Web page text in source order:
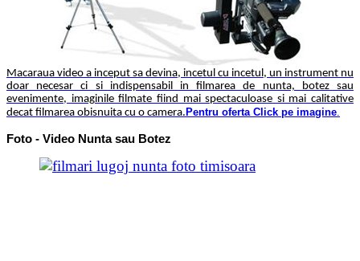
Macaraua video a inceput sa devina, incetul cu incetul, un instrument nu
doar necesar ci si indispensabil in filmarea de nunta, botez sau
evenimente, imaginile filmate fiind mai spectaculoase si mai calitative
decat filmarea obisnuita cu o camera.Pentru oferta Click pe imagine
Foto - Video Nunta sau Botez